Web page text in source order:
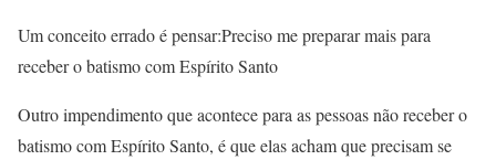
Um conceito errado é pensar:Preciso me preparar mais para
receber o batismo com Espírito Santo
Outro impendimento que acontece para as pessoas não receber o
batismo com Espírito Santo, é que elas acham que precisam se